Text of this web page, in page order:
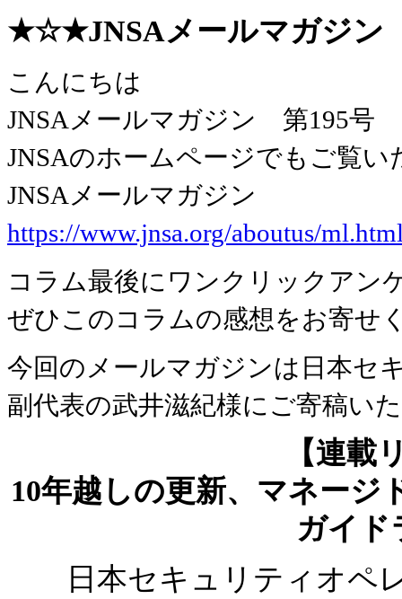
★☆★JNSAメールマガジ
こんにちは
JNSAメールマガジン 第195号
JNSAのホームページでもご覧い
JNSAメールマガジン
https://www.jnsa.org/aboutus/
コラム最後にワンクリックアン
ぜひこのコラムの感想をお寄せ
今回のメールマガジンは日本セ
副代表の武井滋紀様にご寄稿い
【連載
10年越しの更新、マネージ
ガイド
日本セキュリティオペ